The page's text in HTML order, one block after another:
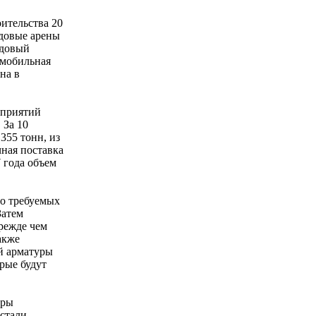
20
арены
в
За 10
тонн, из
поставка
года объем
требуемых
чем
арматуры
будут